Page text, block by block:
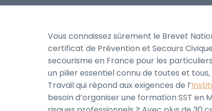
Vous connaissez sûrement le Brevet
certificat de Prévention et Secours
secourisme en France pour les
un pilier essentiel connu de toutes et
Travail qui répond aux exigences de l’
besoin d’organiser une formation SST